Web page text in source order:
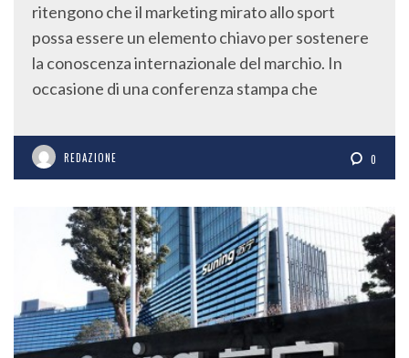
ritengono che il marketing mirato allo sport
possa essere un elemento chiavo per sostenere
la conoscenza internazionale del marchio. In
occasione di una conferenza stampa che
REDAZIONE 0